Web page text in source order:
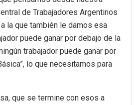
de Trabajadores Argentinos
la que también le damos esa
puede ganar por debajo de la
trabajador puede ganar por
lo que necesitamos para
que se termine con esos a